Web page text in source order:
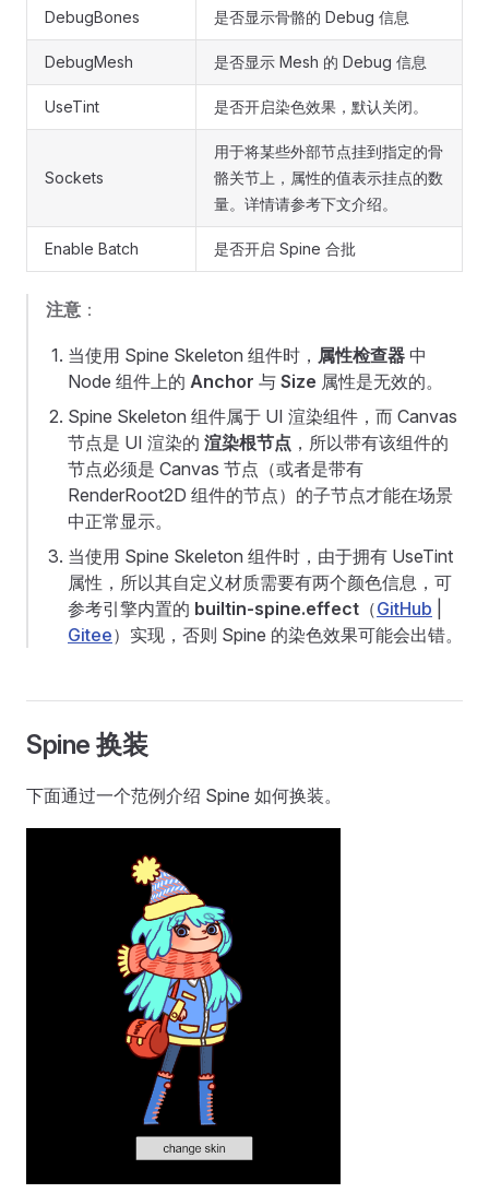
DebugBones 是否显示骨骼的 Debug 信息
DebugMesh 是否显示 Mesh 的 Debug 信息
UseTint 是否开启染色效果，默认关闭。
Sockets
用于将某些外部节点挂到指定的骨
骼关节上，属性的值表示挂点的数
量。详情请参考下文介绍。
Enable Batch 是否开启 Spine 合批
注意 ：
当使用 Spine Skeleton 组件时， 属性检查器 中
Node 组件上的 Anchor 与 Size 属性是无效的。
Spine Skeleton 组件属于 UI 渲染组件，而 Canvas
节点是 UI 渲染的 渲染根节点 ，所以带有该组件的
节点必须是 Canvas 节点（或者是带有
RenderRoot2D 组件的节点）的子节点才能在场景
中正常显示。
当使用 Spine Skeleton 组件时，由于拥有 UseTint
属性，所以其自定义材质需要有两个颜色信息，可
参考引擎内置的 builtin-spine.effect （GitHub
Gitee）实现，否则 Spine 的染色效果可能会出错。
Spine 换装
下面通过一个范例介绍 Spine 如何换装。